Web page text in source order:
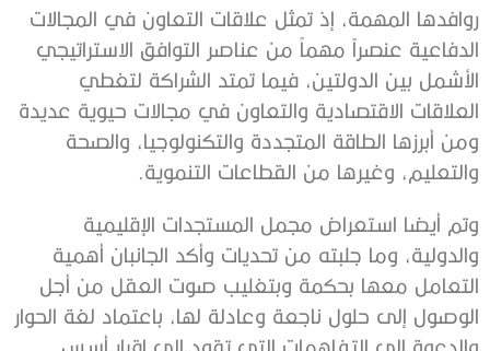
روافدها المهمة، إذ تمثل علاقات التعاون في المجالات
الدفاعية عنصراً مهماً من عناصر التوافق الاستراتيجي
الأشمل بين الدولتين، فيما تمتد الشراكة لتغطي
العلاقات الاقتصادية والتعاون في مجالات حيوية عديدة
ومن أبرزها الطاقة المتجددة والتكنولوجيا، والصحة
والتعليم، وغيرها من القطاعات التنموية.
وتم أيضا استعراض مجمل المستجدات الإقليمية
والدولية، وما جلبته من تحديات وأكد الجانبان أهمية
التعامل معها بحكمة وبتغليب صوت العقل من أجل
الوصول إلى حلول ناجعة وعادلة لها، باعتماد لغة الحوار
والدعوة إلى التفاهمات التي تقود إلى إقرار أسس